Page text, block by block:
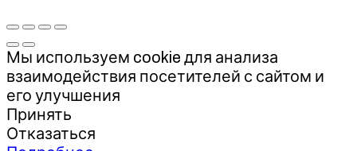
Мы используем cookie для анализа
взаимодействия посетителей с сайтом и
его улучшения
Принять
Отказаться